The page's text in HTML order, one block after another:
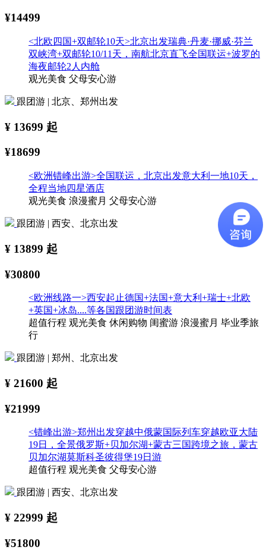
¥14499
<北欧四国+双邮轮10天>北京出发瑞典·丹麦·挪威·芬兰
双峡湾+双邮轮10/11天，南航北京直飞全国联运+波罗的
海夜邮轮2人内舱
观光美食 父母安心游
跟团游 | 北京、郑州出发
¥ 13699 起
¥18699
<欧洲错峰出游>全国联运，北京出发意大利一地10天，
全程当地四星酒店
观光美食 浪漫蜜月 父母安心游
跟团游 | 西安、北京出发
¥ 13899 起
¥30800
<欧洲线路一>西安起止德国+法国+意大利+瑞士+北欧
+英国+冰岛....等各国跟团游时间表
超值行程 观光美食 休闲购物 闺蜜游 浪漫蜜月 毕业季旅
行
跟团游 | 郑州、北京出发
¥ 21600 起
¥21999
<错峰出游>郑州出发穿越中俄蒙国际列车穿越欧亚大陆
19日，全景俄罗斯+贝加尔湖+蒙古三国跨境之旅，蒙古
贝加尔湖莫斯科圣彼得堡19日游
超值行程 观光美食 父母安心游
跟团游 | 西安、北京出发
¥ 22999 起
¥51800